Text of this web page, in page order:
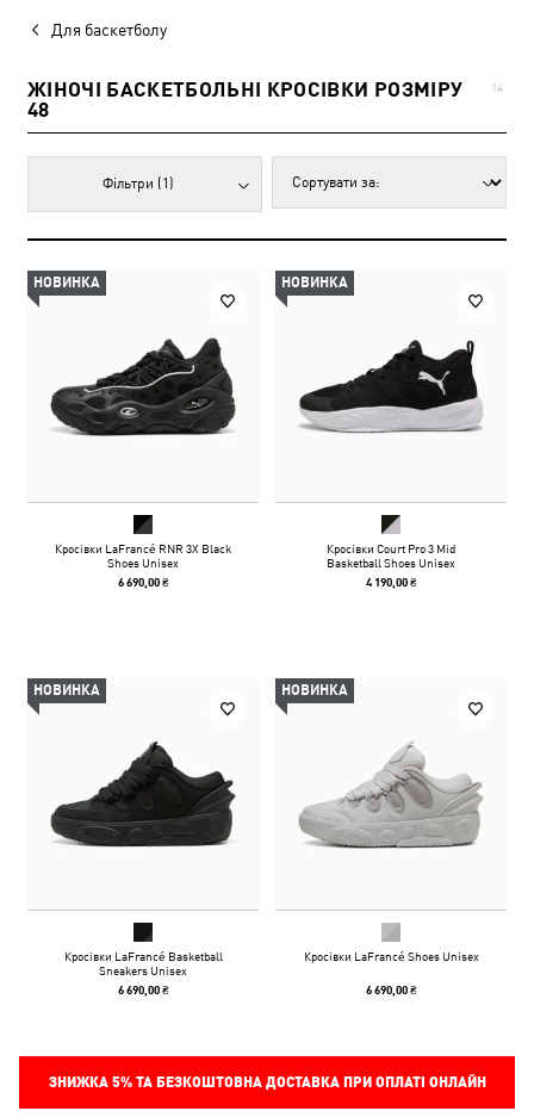
Для баскетболу
ЖІНОЧІ БАСКЕТБОЛЬНІ КРОСІВКИ РОЗМІРУ
48
14
Фільтри (1)
НОВИНКА
Кросівки LaFrancé RNR 3X Black
Shoes Unisex
6 690,00 ₴
НОВИНКА
Кросівки Court Pro 3 Mid
Basketball Shoes Unisex
4 190,00 ₴
НОВИНКА
Кросівки LaFrancé Basketball
Sneakers Unisex
6 690,00 ₴
НОВИНКА
Кросівки LaFrancé Shoes Unisex
6 690,00 ₴
ЗНИЖКА 5%ТА БЕЗКОШТОВНА ДОСТАВКА ПРИ ОПЛАТІ ОНЛАЙН